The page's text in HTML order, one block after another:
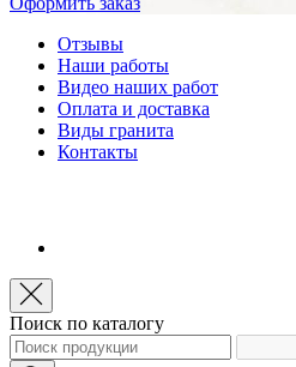
Отзывы
Наши работы
Видео наших работ
Оплата и доставка
Виды гранита
Контакты
Поиск по каталогу